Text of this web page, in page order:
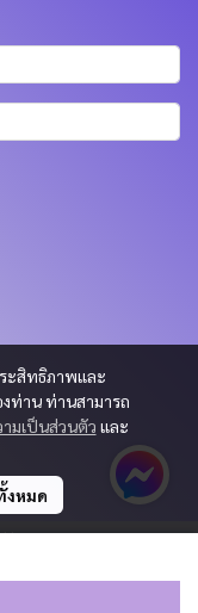
ะสิทธิภาพและ
ท่าน ท่านสามารถ
มเป็นส่วนตัว และ
งหมด
KBM PART & TRADING